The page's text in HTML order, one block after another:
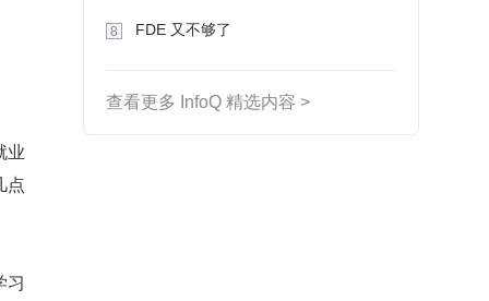
业
点
习
8 FDE 又不够了
查看更多 InfoQ 精选内容 >